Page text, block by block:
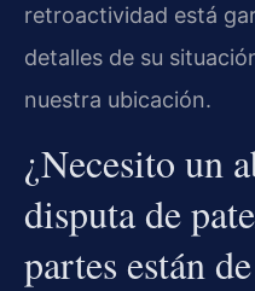
retroactividad está
detalles de su
nuestra ubicación.
¿Necesito un
disputa de
partes están